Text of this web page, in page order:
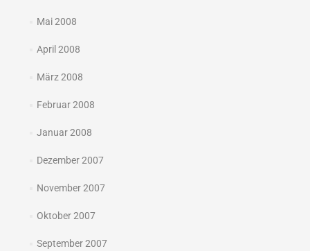
Mai 2008
April 2008
März 2008
Februar 2008
Januar 2008
Dezember 2007
November 2007
Oktober 2007
September 2007